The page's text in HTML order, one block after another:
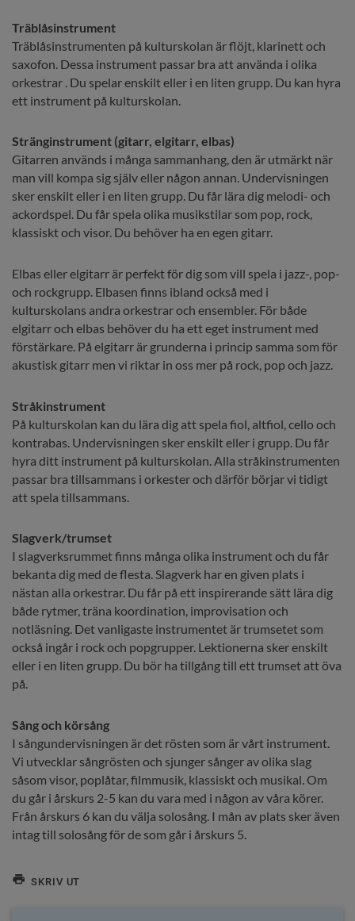
Träblåsinstrument
Träblåsinstrumenten på kulturskolan är flöjt, klarinett och
saxofon. Dessa instrument passar bra att använda i olika
orkestrar . Du spelar enskilt eller i en liten grupp. Du kan hyra
ett instrument på kulturskolan.
Stränginstrument (gitarr, elgitarr, elbas)
Gitarren används i många sammanhang, den är utmärkt när
man vill kompa sig själv eller någon annan. Undervisningen
sker enskilt eller i en liten grupp. Du får lära dig melodi- och
ackordspel. Du får spela olika musikstilar som pop, rock,
klassiskt och visor. Du behöver ha en egen gitarr.
Elbas eller elgitarr är perfekt för dig som vill spela i jazz-, pop-
och rockgrupp. Elbasen finns ibland också med i
kulturskolans andra orkestrar och ensembler. För både
elgitarr och elbas behöver du ha ett eget instrument med
förstärkare. På elgitarr är grunderna i princip samma som för
akustisk gitarr men vi riktar in oss mer på rock, pop och jazz.
Stråkinstrument
På kulturskolan kan du lära dig att spela fiol, altfiol, cello och
kontrabas. Undervisningen sker enskilt eller i grupp. Du får
hyra ditt instrument på kulturskolan. Alla stråkinstrumenten
passar bra tillsammans i orkester och därför börjar vi tidigt
att spela tillsammans.
Slagverk/trumset
I slagverksrummet finns många olika instrument och du får
bekanta dig med de flesta. Slagverk har en given plats i
nästan alla orkestrar. Du får på ett inspirerande sätt lära dig
både rytmer, träna koordination, improvisation och
notläsning. Det vanligaste instrumentet är trumsetet som
också ingår i rock och popgrupper. Lektionerna sker enskilt
eller i en liten grupp. Du bör ha tillgång till ett trumset att öva
på.
Sång och körsång
I sångundervisningen är det rösten som är vårt instrument.
Vi utvecklar sångrösten och sjunger sånger av olika slag
såsom visor, poplåtar, filmmusik, klassiskt och musikal. Om
du går i årskurs 2-5 kan du vara med i någon av våra körer.
Från årskurs 6 kan du välja solosång. I mån av plats sker även
intag till solosång för de som går i årskurs 5.
SKRIV UT